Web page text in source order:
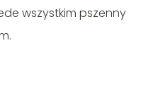
wszystkim pszenny